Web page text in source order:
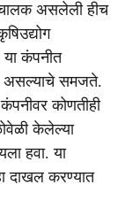
असलेली हीच
कंपनीत
असल्याचे समजते.
कोणतीही
केलेल्या
हवा. या
दाखल करण्यात